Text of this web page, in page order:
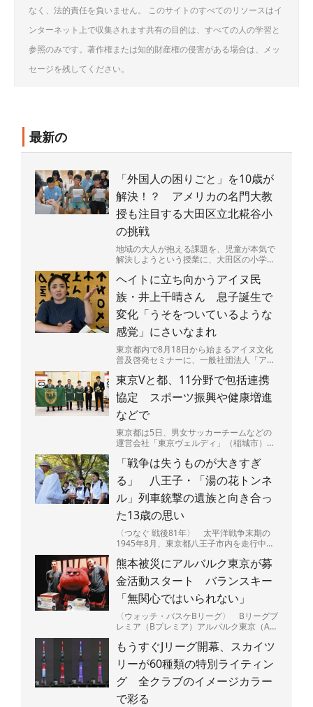
なく、法的責任を負いません。 このサイトのすべてのリソースはイ
ンターネット上で収集されます共有の目的は、すべての人の学習と
参照のみです。著作権または知的財産権の侵害がある場合は、メッ
セージを残してください。
最新の
「外国人の困りごと」を10歳が
解決！？ アメリカの名門大教
授も注目する大田区立北糀谷小
の挑戦
地域の大人が抱える課題を、児童が本気で
解決しようという授業に、大田区の小学校
ニア大バークレー校（...
ヘイトに立ち向かうアイヌ民
族・井上千晴さん 息子誕生で
変化「うそをついているような
感覚」にさいなまれ
東京都内で8月18日から始まるアイヌ文化
普及啓発セミナーに、一般社団法人「アイ
で、アイヌ民族の井...
東京Vと都、11分野で包括連携
協定 スポーツ振興や健康増進
などで
東京都は5日、男女サッカーチームなどの
運営会社「東京ヴェルディ」（稲城市）、
団法人「東京ヴェル...
「戦争は失うものが大きすぎ
る」 八王子・「湯の花トンネ
ル」列車銃撃の遺族と向き合っ
た13歳の思い
〈つなぐ 戦後81年〉 太平洋戦争末期の
1945年8月、東京都八王子市内を走行中の
なった空襲か...
熊本被災にアルバルク東京が募
金活動スタート バランスキー
「無関心ではいられない」
〈ウォッチ・バスケBリーグ〉 Bリーグプ
レミア（Bプレミア）アルバルク東京（A東
被災地を支援す...
もうすぐJリーグ開幕、スカイツ
リーが60種類の特別ライティン
グ 全クラブのイメージカラー
で彩る